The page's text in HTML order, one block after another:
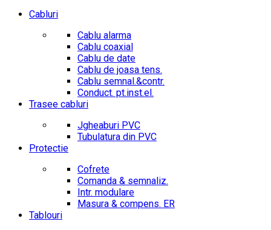
Cabluri
Cablu alarma
Cablu coaxial
Cablu de date
Cablu de joasa tens.
Cablu semnal.&contr.
Conduct. pt.inst.el.
Trasee cabluri
Jgheaburi PVC
Tubulatura din PVC
Protectie
Cofrete
Comanda & semnaliz.
Intr. modulare
Masura & compens. ER
Tablouri